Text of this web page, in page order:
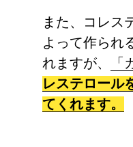
また、コレス
よって作られ
れますが、
レステロール
てくれます。